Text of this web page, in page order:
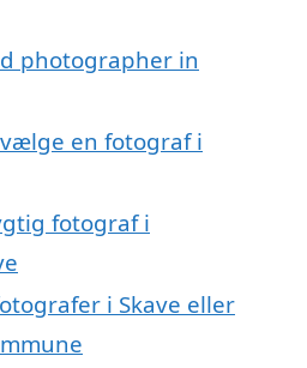
photographer in
en fotograf i
fotograf i
i Skave eller